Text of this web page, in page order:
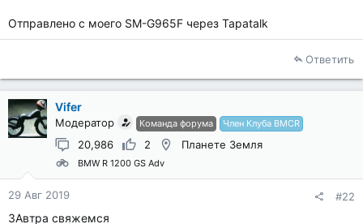
Отправлено с моего SM-G965F через Tapatalk
Ответить
Vifer
Модератор Команда форума Член Клуба BMCR
20,986 2 Планете Земля
BMW R 1200 GS Adv
29 Авг 2019 #22
ЗАвтра свяжемся